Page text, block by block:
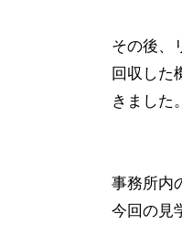
その後、
回収した
きました。
事務所内
今回の見